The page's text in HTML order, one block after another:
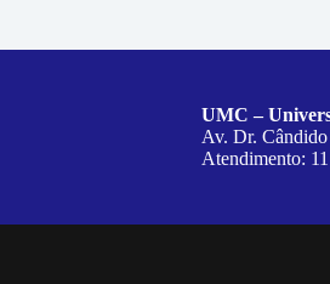
UMC –
Av. Dr.
Atendimento: